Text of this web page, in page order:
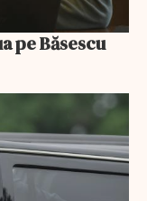
pe Băsescu